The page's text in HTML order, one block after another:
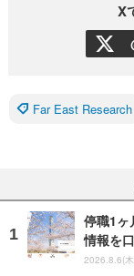
X
Far East Research
停職1ヶ
情報を
2026.8.6(